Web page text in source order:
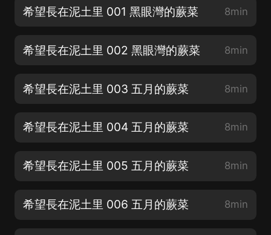
希望長在泥土里 001 黑眼灣的蕨菜 8min
希望長在泥土里 002 黑眼灣的蕨菜 8min
希望長在泥土里 003 五月的蕨菜 8min
希望長在泥土里 004 五月的蕨菜 8min
希望長在泥土里 005 五月的蕨菜 8min
希望長在泥土里 006 五月的蕨菜 8min